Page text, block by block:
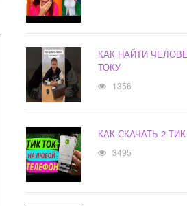
КАК НАЙТИ
ТОКУ
1356
КАК СКАЧАТЬ 2
3495